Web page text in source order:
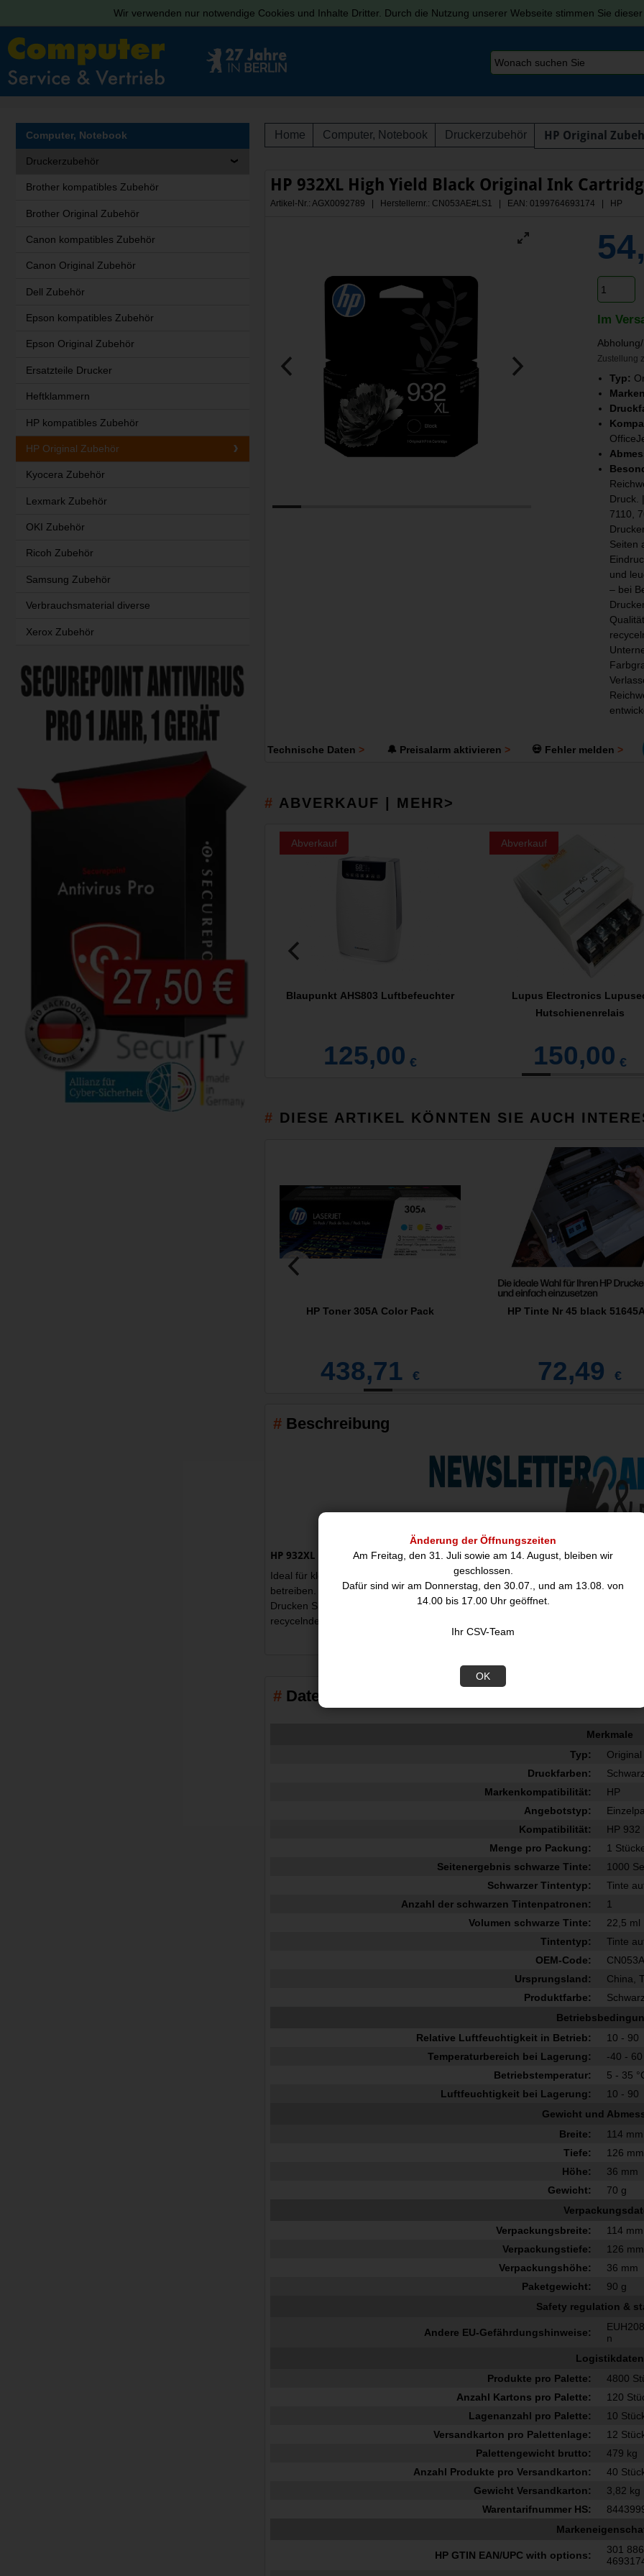
Wir verwenden nur notwendige Cookies und Inhalte Dritter. Durch die Nutzung unserer Webseite stimmen Sie dieser
Änderung der Öffnungszeiten
Am Freitag, den 31. Juli sowie am 14. August, bleiben wir
geschlossen.
Dafür sind wir am Donnerstag, den 30.07., und am 13.08. von
14.00 bis 17.00 Uhr geöffnet.
Ihr CSV-Team
OK
Home Computer, Notebook Druckerzubehör HP Original
HP 932XL High Yield Black Original Ink
Artikel-Nr.: AGX0092789 | Herstellernr.: CN053AE#LS1 | EAN: 0199764693174 | HP
Im
Zustellung
Typ:
Druck.
7110,
Seiten
und
– bei
Technische Daten 🔔 Preisalarm aktivieren 💀 Fehler melden
ABVERKAUF | MEHR>
Abverkauf
Blaupunkt AHS803 Luftbefeuchter
125,00 €
Abverkauf
Lupus Electronics
Hutschienenrelais
150,00 €
DIESE ARTIKEL KÖNNTEN SIE AUCH
HP Toner 305A Color Pack
438,71 €
HP Tinte Nr 45 black
72,49 €
Beschreibung
HP 932XL High Yield Black Original Ink Cartridge, original, schwarz
Ideal für kleine Unternehmen und Home-Office-Nutzer, die häufig drucken, Text
betreiben.
Drucken Sie zuverlässig schwarzen Text und farbige Grafiken in hoher Qualität,
recycelnden Original HP Druckerpatronen.
Datenblatt
Merkmale
Typ:
Original
Druckfarben:
Schwarz
Markenkompatibilität:
HP
Angebotstyp:
Kompatibilität:
HP 932
Menge pro Packung:
1
Seitenergebnis schwarze Tinte:
1000
Schwarzer Tintentyp:
Tinte
Anzahl der schwarzen Tintenpatronen:
1
Volumen schwarze Tinte:
22,5 ml
Tintentyp:
Tinte
OEM-Code:
Ursprungsland:
China,
Produktfarbe:
Schwarz
Relative Luftfeuchtigkeit in Betrieb:
10 - 90
Temperaturbereich bei Lagerung:
-40 - 60
Betriebstemperatur:
5 - 35
Luftfeuchtigkeit bei Lagerung:
10 - 90
Gewicht und
Breite:
114 mm
Tiefe:
126 mm
Höhe:
36 mm
Gewicht:
70 g
Verpackungsbreite:
114 mm
Verpackungstiefe:
126 mm
Verpackungshöhe:
36 mm
Paketgewicht:
90 g
Safety regulation &
Andere EU-Gefährdungshinweise:
n
Logistikdaten
Produkte pro Palette:
4800
Anzahl Kartons pro Palette:
120
Lagenanzahl pro Palette:
10
Versandkarton pro Palettenlage:
12
Palettengewicht brutto:
479 kg
Anzahl Produkte pro Versandkarton:
40
Gewicht Versandkarton:
3,82 kg
Warentarifnummer HS:
HP GTIN EAN/UPC with options:
301
Computer, Notebook
Druckerzubehör
Brother kompatibles Zubehör
Brother Original Zubehör
Canon kompatibles Zubehör
Canon Original Zubehör
Dell Zubehör
Epson kompatibles Zubehör
Epson Original Zubehör
Ersatzteile Drucker
Heftklammern
HP kompatibles Zubehör
HP Original Zubehör
Kyocera Zubehör
Lexmark Zubehör
OKI Zubehör
Ricoh Zubehör
Samsung Zubehör
Verbrauchsmaterial diverse
Xerox Zubehör